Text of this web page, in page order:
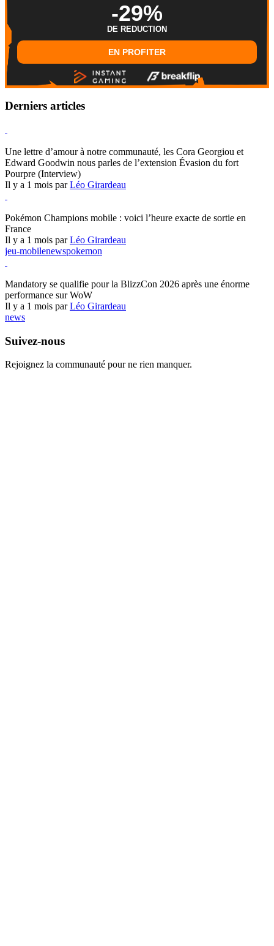
-29%
DE REDUCTION
EN PROFITER
Derniers articles
Une lettre d’amour à notre communauté, les Cora Georgiou et
Edward Goodwin nous parles de l’extension Évasion du fort
Pourpre (Interview)
Il y a 1 mois parLéo Girardeau
Pokémon Champions mobile : voici l’heure exacte de sortie en
France
Il y a 1 mois parLéo Girardeau
jeu-mobilenewspokemon
Mandatory se qualifie pour la BlizzCon 2026 après une énorme
performance sur WoW
Il y a 1 mois parLéo Girardeau
news
Suivez-nous
Rejoignez la communauté pour ne rien manquer.